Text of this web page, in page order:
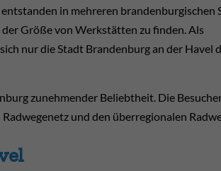
in mehreren brandenburgischen
Größe von Werkstätten zu finden. Als
nur die Stadt Brandenburg an der Havel
zunehmender Beliebtheit. Die
und den überregionalen